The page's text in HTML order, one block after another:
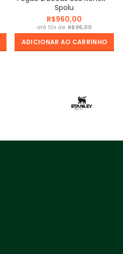
Spolu
R$
R$
ADICIONAR AO CARRINHO